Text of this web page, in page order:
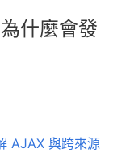
什麼會發
AJAX 與跨來源